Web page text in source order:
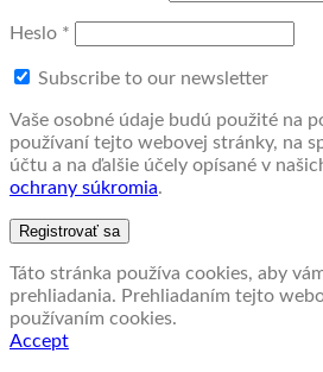
Heslo *
Subscribe to our newsletter
Vaše osobné údaje budú použité na
používaní tejto webovej stránky, na
účtu a na ďalšie účely opísané v
ochrany súkromia.
Registrovať sa
Táto stránka používa cookies, aby
prehliadania. Prehliadaním tejto
používaním cookies.
Accept